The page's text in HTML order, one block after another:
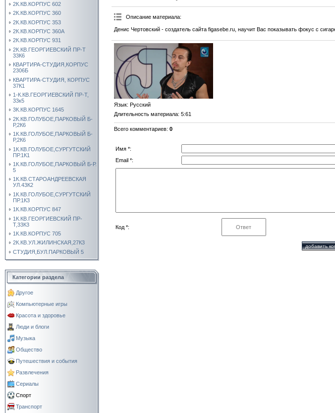
2К.КВ.КОРПУС 602
2К.КВ.КОРПУС 360
2К.КВ.КОРПУС 353
2К.КВ.КОРПУС 360А
2К.КВ.КОРПУС 931
2К.КВ.ГЕОРГИЕВСКИЙ ПР-Т
33К6
КВАРТИРА-СТУДИЯ,КОРПУС
2306Б
КВАРТИРА-СТУДИЯ, КОРПУС
37К1
1-К.КВ.ГЕОРГИЕВСКИЙ ПР-Т,
33к5
3К.КВ.КОРПУС 1645
2К.КВ.ГОЛУБОЕ,ПАРКОВЫЙ Б-
Р,2К6
1К.КВ.ГОЛУБОЕ,ПАРКОВЫЙ Б-
Р,2К6
1К.КВ.ГОЛУБОЕ,СУРГУТСКИЙ
ПР.1К1
1К.КВ.ГОЛУБОЕ,ПАРКОВЫЙ Б-Р.
5
1К.КВ.СТАРОАНДРЕЕВСКАЯ
УЛ.43К2
1К.КВ.ГОЛУБОЕ,СУРГУТСКИЙ
ПР.1К3
1К.КВ.КОРПУС 847
1К.КВ.ГЕОРГИЕВСКИЙ ПР-
Т,33К3
1К.КВ.КОРПУС 705
2К.КВ.УЛ.ЖИЛИНСКАЯ,27К3
СТУДИЯ,БУЛ.ПАРКОВЫЙ 5
Категории раздела
Другое
Компьютерные игры
Красота и здоровье
Люди и блоги
Музыка
Общество
Путешествия и события
Развлечения
Сериалы
Спорт
Транспорт
Описание материала:
Денис Чертовский - создатель сайта figasebe.ru, научит Вас показывать фокус с
Язык: Русский
Длительность материала: 5:61
Всего комментариев: 0
Имя *:
Email *:
Код *: